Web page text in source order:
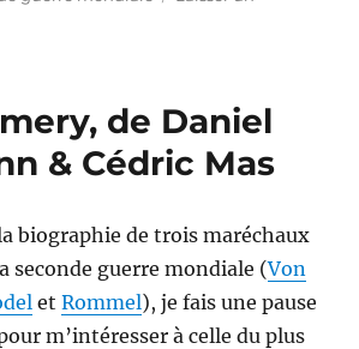
de Daniel
& Cédric Mas
biographie de trois maréchaux
seconde guerre mondiale (Von
etRommel), je fais une pause
m’intéresser à celle du plus